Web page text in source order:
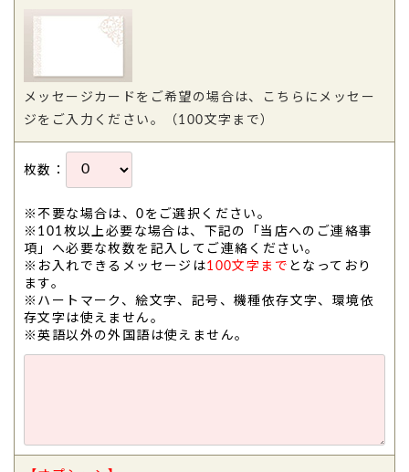
メッセージカードをご希望の場合は、こちらにメッセー
ジをご入力ください。（100文字まで）
枚数：
※不要な場合は、0をご選択ください。
※101枚以上必要な場合は、下記の「当店へのご連絡事
項」へ必要な枚数を記入してご連絡ください。
※お入れできるメッセージは100文字まで となっており
ます。
※ハートマーク、絵文字、記号、機種依存文字、環境依
存文字は使えません。
※英語以外の外国語は使えません。